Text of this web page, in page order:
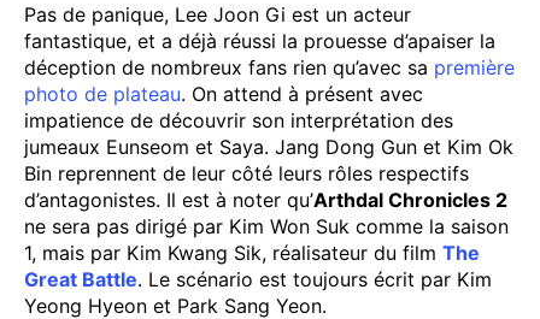
Pas de panique, Lee Joon Gi est un acteur
fantastique, et a déjà réussi la prouesse d’apaiser la
déception de nombreux fans rien qu’avec sa première
photo de plateau. On attend à présent avec
impatience de découvrir son interprétation des
jumeaux Eunseom et Saya. Jang Dong Gun et Kim Ok
Bin reprennent de leur côté leurs rôles respectifs
d’antagonistes. Il est à noter qu’Arthdal Chronicles 2
ne sera pas dirigé par Kim Won Suk comme la saison
1, mais par Kim Kwang Sik, réalisateur du film The
Great Battle. Le scénario est toujours écrit par Kim
Yeong Hyeon et Park Sang Yeon.